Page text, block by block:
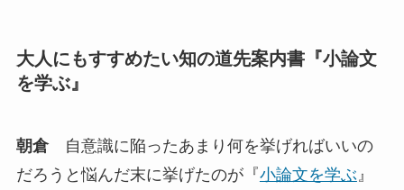
大人にもすすめたい知の道先案内書『小論文
を学ぶ』
朝倉自意識に陥ったあまり何を挙げればいいの
だろうと悩んだ末に挙げたのが『小論文を学ぶ 』